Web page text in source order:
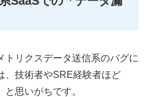
リクスデータ送信系のバグに
、技術者やSRE経験者ほど
と思いがちです。